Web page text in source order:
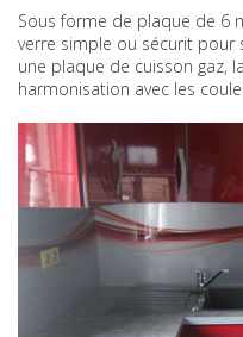
Sous forme de plaque de 6
verre simple ou sécurit pour
une plaque de cuisson gaz,
harmonisation avec les